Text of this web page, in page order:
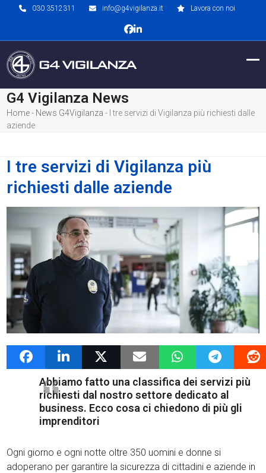
030 3512311 info@g4vigilanza.it Lavora con noi
Facebook
LinkedIn
G4 Vigilanza News
Home- News G4Vigilanza - I tre servizi di Vigilanza più richiesti dalle
aziende
I tre servizi di Vigilanza più
richiesti dalle aziende
18 Marzo 2019 admin News G4Vigilanza
Abbiamo fatto una classifica dei servizi più
richiesti dal nostro settore dedicato al
business. Ecco cosa ci chiedono di più gli
imprenditori
Ogni giorno e ogni notte oltre 350 uomini e donne si
adoperano per garantire la sicurezza di cittadini e aziende in